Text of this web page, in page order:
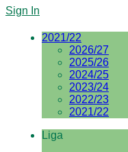
Sign In
2021/22
2026/27
2025/26
2024/25
2023/24
2022/23
2021/22
Liga